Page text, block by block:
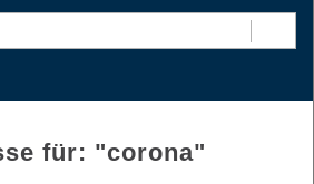
für: "corona"